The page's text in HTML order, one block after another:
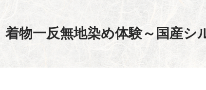
着物一反無地染め体験～国産